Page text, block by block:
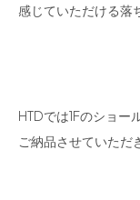
感じていただける落
HTDでは1Fのショー
ご納品させていただ